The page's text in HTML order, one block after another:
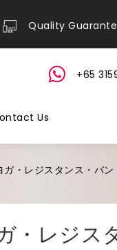
Quality
+65
Us
ガ・レジスタンス・バン
・レジス